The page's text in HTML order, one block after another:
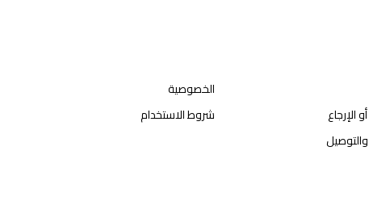
الخصوصية
الإرجاع
شروط الاستخدام